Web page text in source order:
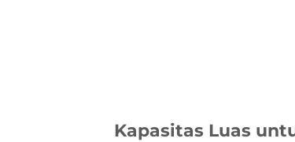
Kapasitas Luas